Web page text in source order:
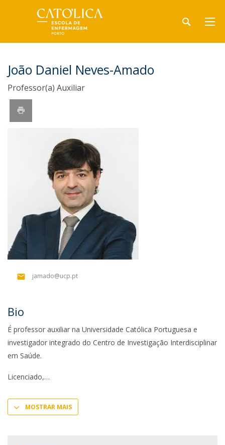
João Daniel Neves-Amado
Professor(a) Auxiliar
jamado@ucp.pt
Bio
É professor auxiliar na Universidade Católica Portuguesa e
investigador integrado do Centro de Investigação Interdisciplinar
em Saúde.
Licenciado,
MOSTRAR MAIS